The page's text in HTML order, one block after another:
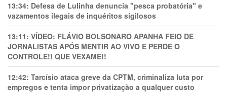
13:34: Defesa de Lulinha denuncia "pesca probatória" e
vazamentos ilegais de inquéritos sigilosos
13:11: VÍDEO: FLÁVIO BOLSONARO APANHA FEIO DE
JORNALISTAS APÓS MENTIR AO VIVO E PERDE O
CONTROLE!! QUE VEXAME!!
12:42: Tarcísio ataca greve da CPTM, criminaliza luta por
empregos e tenta impor privatização a qualquer custo